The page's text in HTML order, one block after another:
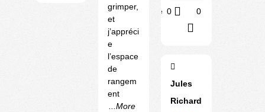
grimper,
et
j’appréci
e
l’espace
de
rangem
ent
...More
Utile 0 0
Jules
Richard